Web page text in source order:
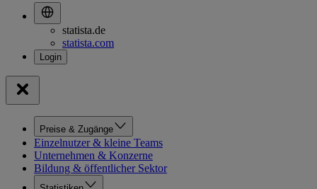
statista.de
statista.com
Preise & Zugänge
Einzelnutzer & kleine Teams
Unternehmen & Konzerne
Bildung & öffentlicher Sektor